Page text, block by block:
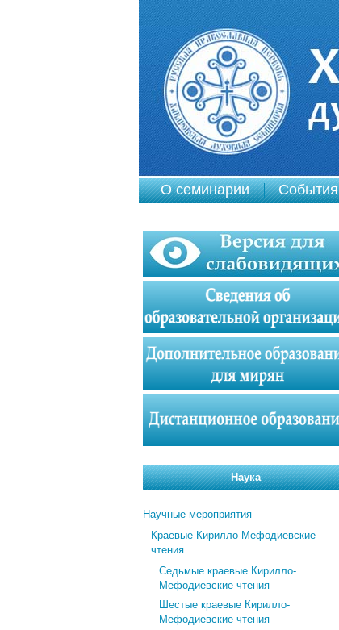
О семинарии События
Наука
Научные мероприятия
Краевые Кирилло-Мефодиевские
чтения
Седьмые краевые Кирилло-
Мефодиевские чтения
Шестые краевые Кирилло-
Мефодиевские чтения